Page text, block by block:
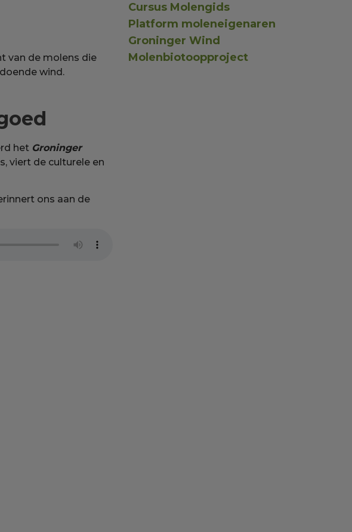
van de molens die
wind.
het Groninger
viert de culturele en
ons aan de
Cursus Molengids
Platform moleneigenaren
Groninger Wind
Molenbiotoopproject